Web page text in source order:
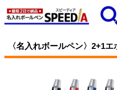
〈名入れボールペン〉2+1